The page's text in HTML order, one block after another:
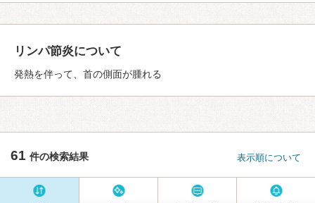
リンパ節炎について
発熱を伴って、首の側面が腫れる
61 件の検索結果 表示順について